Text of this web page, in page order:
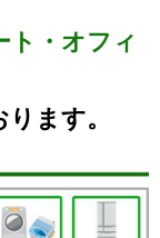
ト・オフィ
ます。